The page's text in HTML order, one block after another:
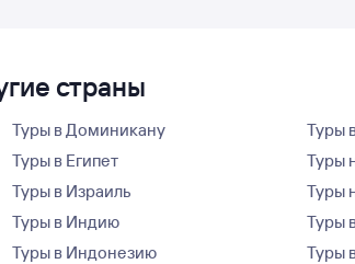
страны
Туры в Доминикану
Туры в Египет
Туры в Израиль
Туры в Индию
Туры в Индонезию
Туры
Туры
Туры
Туры
Туры